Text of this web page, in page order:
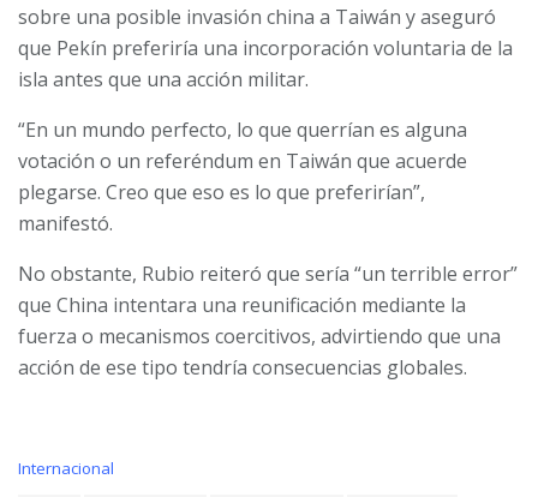
sobre una posible invasión china a Taiwán y aseguró
que Pekín preferiría una incorporación voluntaria de la
isla antes que una acción militar.
“En un mundo perfecto, lo que querrían es alguna
votación o un referéndum en Taiwán que acuerde
plegarse. Creo que eso es lo que preferirían”,
manifestó.
No obstante, Rubio reiteró que sería “un terrible error”
que China intentara una reunificación mediante la
fuerza o mecanismos coercitivos, advirtiendo que una
acción de ese tipo tendría consecuencias globales.
C
Internacional